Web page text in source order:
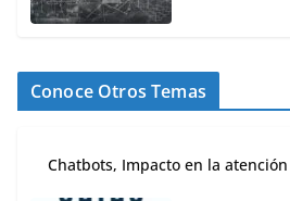
Conoce Otros Temas
Chatbots, Impacto en la